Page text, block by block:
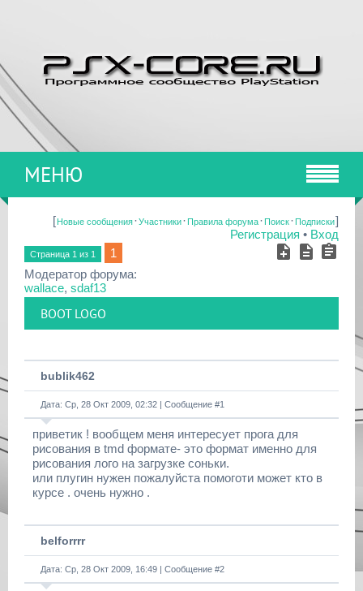
МЕНЮ
[Новые сообщения·Участники·Правила форума·Поиск·Подписки]
Регистрация • Вход
Страница 1 из 1
1
Модератор форума:
wallace, sdaf13
BOOT LOGO
bublik462
Дата: Ср, 28 Окт 2009, 02:32 | Сообщение #1
приветик ! вообщем меня интересует прога для
рисования в tmd формате- это формат именно для
рисования лого на загрузке соньки.
или плугин нужен пожалуйста помоготи может кто в
курсе . очень нужно .
belforrrr
Дата: Ср, 28 Окт 2009, 16:49 | Сообщение #2